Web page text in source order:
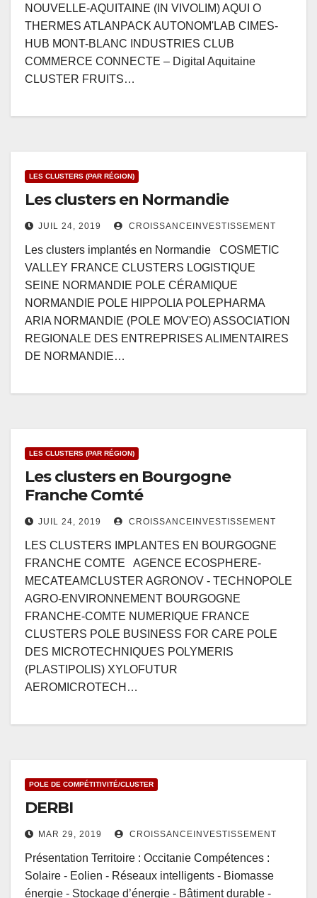
NOUVELLE-AQUITAINE (IN VIVOLIM) AQUI O
THERMES ATLANPACK AUTONOM'LAB CIMES-
HUB MONT-BLANC INDUSTRIES CLUB
COMMERCE CONNECTE – Digital Aquitaine
CLUSTER FRUITS…
LES CLUSTERS (PAR RÉGION)
Les clusters en Normandie
JUIL 24, 2019 CROISSANCEINVESTISSEMENT
Les clusters implantés en Normandie COSMETIC
VALLEY FRANCE CLUSTERS LOGISTIQUE
SEINE NORMANDIE POLE CÉRAMIQUE
NORMANDIE POLE HIPPOLIA POLEPHARMA
ARIA NORMANDIE (POLE MOV'EO) ASSOCIATION
REGIONALE DES ENTREPRISES ALIMENTAIRES
DE NORMANDIE…
LES CLUSTERS (PAR RÉGION)
Les clusters en Bourgogne
Franche Comté
JUIL 24, 2019 CROISSANCEINVESTISSEMENT
LES CLUSTERS IMPLANTES EN BOURGOGNE
FRANCHE COMTE AGENCE ECOSPHERE-
MECATEAMCLUSTER AGRONOV - TECHNOPOLE
AGRO-ENVIRONNEMENT BOURGOGNE
FRANCHE-COMTE NUMERIQUE FRANCE
CLUSTERS POLE BUSINESS FOR CARE POLE
DES MICROTECHNIQUES POLYMERIS
(PLASTIPOLIS) XYLOFUTUR
AEROMICROTECH…
POLE DE COMPÉTITIVITÉ/CLUSTER
DERBI
MAR 29, 2019 CROISSANCEINVESTISSEMENT
Présentation Territoire : Occitanie Compétences :
Solaire - Eolien - Réseaux intelligents - Biomasse
énergie - Stockage d’énergie - Bâtiment durable -